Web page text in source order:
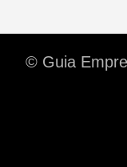
© Guia